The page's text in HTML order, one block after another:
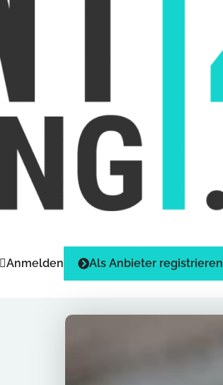
Anmelden Als Anbieter registrieren